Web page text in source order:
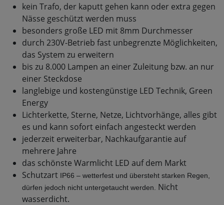
kein Trafo, der kaputt gehen kann oder extra gegen
Nässe geschützt werden muss
besonders große LED mit 8mm Durchmesser
durch 230V-Betrieb fast unbegrenzte Möglichkeiten,
das System zu erweitern
bis zu 8.000 Lampen an einer Zuleitung bzw. an nur
einer Steckdose
langlebige und kostengünstige LED Technik, Green
Energy
Lichterkette, Sterne, Netze, Lichtvorhänge, alles gibt
es und kann sofort einfach angesteckt werden
jederzeit erweiterbar, Nachkaufgarantie auf
mehrere Jahre
das schönste Warmlicht LED auf dem Markt
Schutzart IP66 – wetterfest und übersteht starken Regen,
dürfen jedoch nicht untergetaucht werden.
Nicht
wasserdicht.